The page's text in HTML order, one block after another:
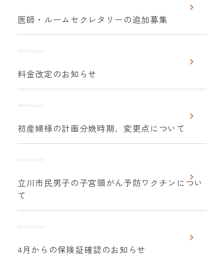
医師・ルームセクレタリーの追加募集
2026.04.27
料金改定のお知らせ
2026.04.04
初産婦様の計画分娩時期、変更点について
2026.03.27
立川市民男子の子宮頸がん予防ワクチンについ
て
2026.03.24
4月からの保険証確認のお知らせ